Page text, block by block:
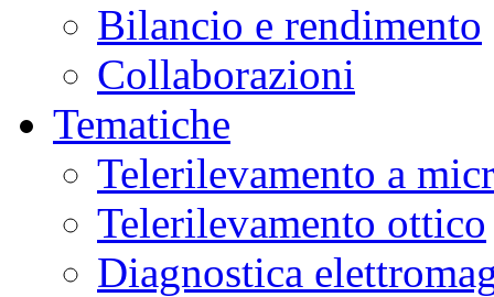
Bilancio e rendimento
Collaborazioni
Tematiche
Telerilevamento a
Telerilevamento ottico
Diagnostica